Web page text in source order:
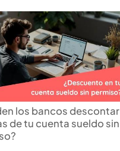
los bancos descontar
de tu cuenta sueldo sin